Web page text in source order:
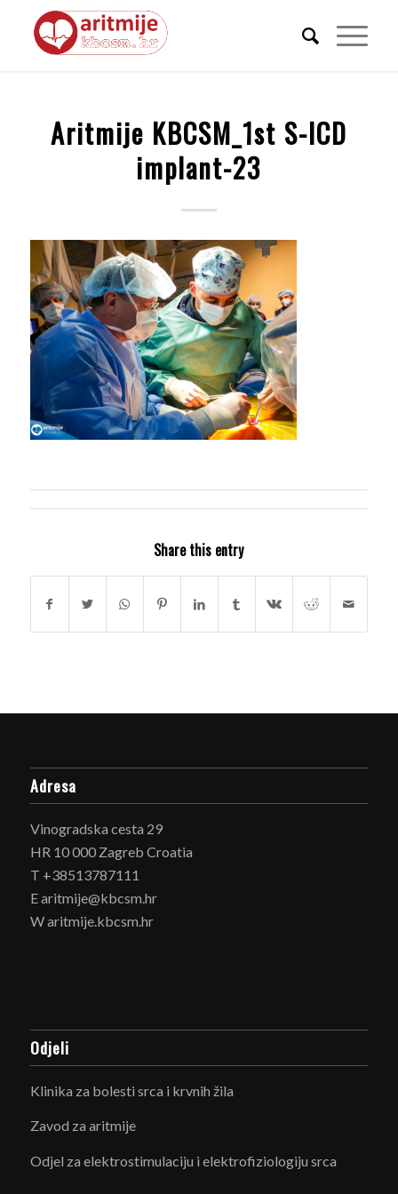
Aritmije KBCSM_1st S-ICD
implant-23
Share this entry
Adresa
Vinogradska cesta 29
HR 10 000 Zagreb Croatia
T +38513787111
E aritmije@kbcsm.hr
W aritmije.kbcsm.hr
Odjeli
Klinika za bolesti srca i krvnih žila
Zavod za aritmije
Odjel za elektrostimulaciju i elektrofiziologiju srca